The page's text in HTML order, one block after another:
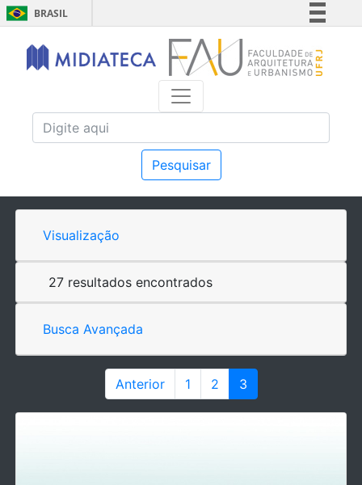
BRASIL
Simplifique!
Comunica BR
Acesso à informação
Pesquisar
Visualização
27 resultados encontrados
Busca Avançada
Anterior 1 2 3